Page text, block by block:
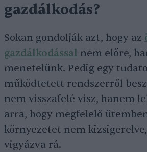
gazdálkodás?
Sokan gondolják azt, hogy az
gazdálkodással nem előre,
menetelünk. Pedig egy
működtetett rendszerről
nem visszafelé visz, hanem
arra, hogy megfelelő
környezetet nem
vigyázva rá.